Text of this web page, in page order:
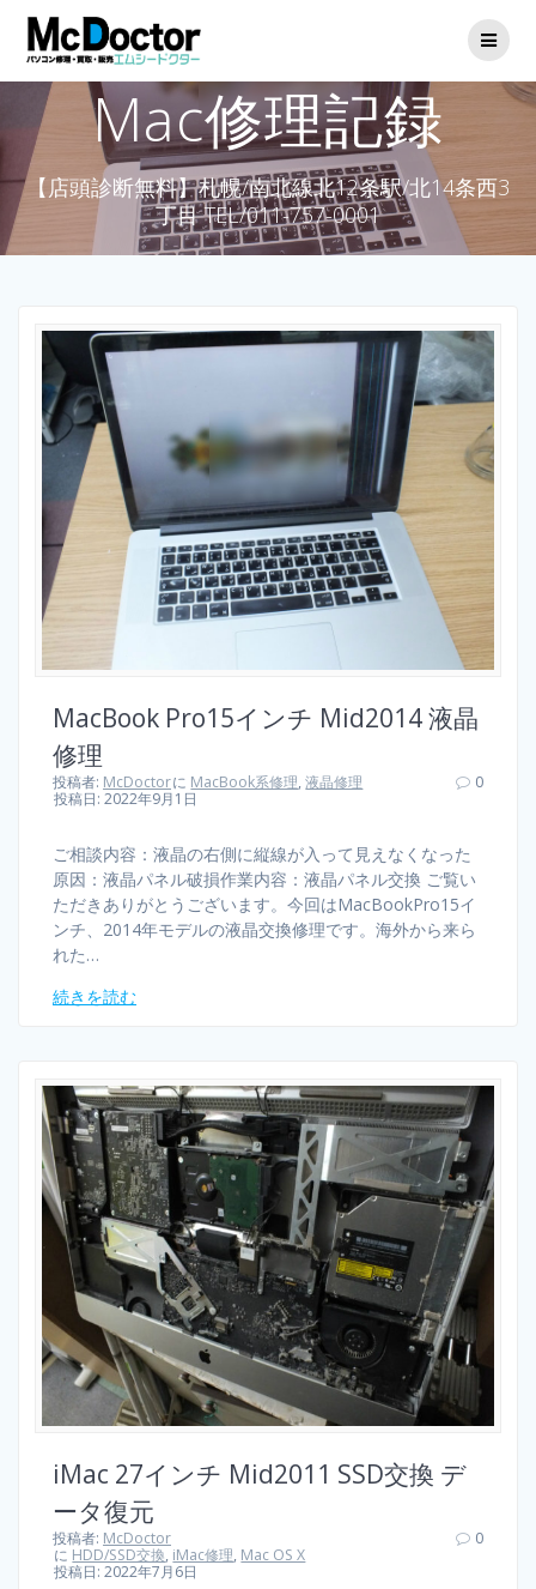
Mac修理記録
【店頭診断無料】札幌/南北線北12条駅/北14条西3
丁目 TEL/011-757-0001
MacBook Pro15インチ Mid2014 液晶
修理
投稿者: McDoctorに MacBook系修理,液晶修理
投稿日: 2022年9月1日
0
ご相談内容：液晶の右側に縦線が入って見えなくなった
原因：液晶パネル破損作業内容：液晶パネル交換 ご覧い
ただきありがとうございます。今回はMacBookPro15イ
ンチ、2014年モデルの液晶交換修理です。海外から来ら
れた…
続きを読む
iMac 27インチ Mid2011 SSD交換 デ
ータ復元
投稿者: McDoctor
に HDD/SSD交換, iMac修理, Mac OS X
投稿日: 2022年7月6日
0